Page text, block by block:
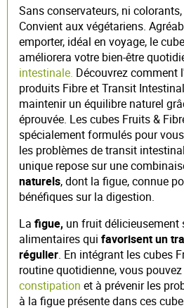
Sans conservateurs, ni
Convient aux végétariens.
emporter, idéal en voyage, le
améliorera votre bien-être
intestinale. Découvrez comment
produits Fibre et Transit
maintenir un équilibre naturel
éprouvée. Les cubes Fruits &
spécialement formulés pour
les problèmes de transit
unique repose sur une
naturels, dont la figue, connue
bénéfiques sur la digestion.
La figue, un fruit délicieusement
alimentaires qui favorisent un
régulier. En intégrant les cubes
routine quotidienne, vous
constipation et à prévenir les
à la figue présente dans ces